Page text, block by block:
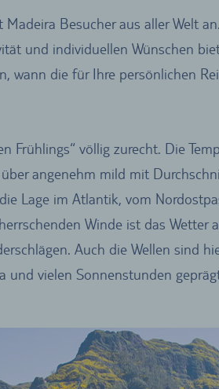
Besucher aus aller Welt
und individuellen Wünschen
wann die für Ihre persönlichen
Frühlings“ völlig zurecht. Die
angenehm mild mit
Lage im Atlantik, vom
Winde ist das
Auch die Wellen sind
und vielen Sonnenstunden